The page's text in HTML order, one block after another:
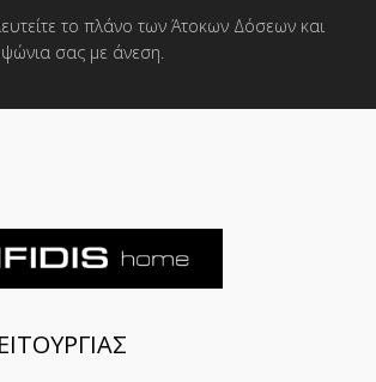
το πλάνο των Άτοκων Δόσεων και
ψώνια σας με άνεση.